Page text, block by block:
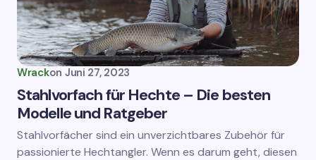
Wrackon Juni 27, 2023
Stahlvorfach für Hechte – Die besten
Modelle und Ratgeber
Stahlvorfächer sind ein unverzichtbares Zubehör für
passionierte Hechtangler. Wenn es darum geht, diesen